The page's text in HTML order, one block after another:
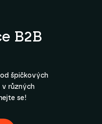
B2B
špičkových
v různých
se!